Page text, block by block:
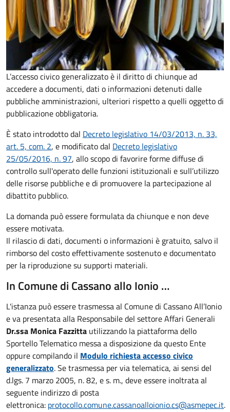
L’accesso civico generalizzato è il diritto di chiunque ad
accedere a documenti, dati o informazioni detenuti dalle
pubbliche amministrazioni, ulteriori rispetto a quelli oggetto di
pubblicazione obbligatoria.
È stato introdotto dal Decreto legislativo 14/03/2013, n. 33,
art. 5, com. 2, e modificato dal Decreto legislativo
25/05/2016, n. 97, allo scopo di favorire forme diffuse di
controllo sull'operato delle funzioni istituzionali e sull’utilizzo
delle risorse pubbliche e di promuovere la partecipazione al
dibattito pubblico.
La domanda può essere formulata da chiunque e non deve
essere motivata.
Il rilascio di dati, documenti o informazioni è gratuito, salvo il
rimborso del costo effettivamente sostenuto e documentato
per la riproduzione su supporti materiali.
In Comune di Cassano allo Ionio …
L'istanza può essere trasmessa al Comune di Cassano All’Ionio
e va presentata alla Responsabile del settore Affari Generali
Dr.ssa Monica Fazzitta utilizzando la piattaforma dello
Sportello Telematico messa a disposizione da questo Ente
oppure compilando il Modulo richiesta accesso civico
generalizzato. Se trasmessa per via telematica, ai sensi del
d.lgs. 7 marzo 2005, n. 82, e s. m., deve essere inoltrata al
seguente indirizzo di posta
elettronica: protocollo.comune.cassanoalloionio.cs@asmepec.it.